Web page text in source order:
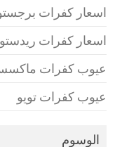
اسعار كفرات
اسعار كفرات
عيوب كفرات ماكسس
عيوب كفرات تويو
الوسوم